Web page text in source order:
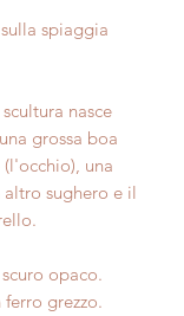
spiaggia
nasce
grossa boa
una
altro sughero e il
opaco.
grezzo.